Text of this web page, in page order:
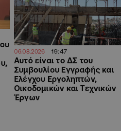
06.08.2026 19:47
Αυτό είναι το ΔΣ του
Συμβουλίου Εγγραφής και
Ελέγχου Εργοληπτών,
Οικοδομικών και Τεχνικών
Έργων